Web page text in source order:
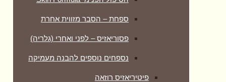
ספחת – הסבר מזווית אחרת
פסוריאזיס – לפני ואחרי (גלריה)
נספחים נוספים להבנה מעמיקה
פיטיריאזיס רוזאה